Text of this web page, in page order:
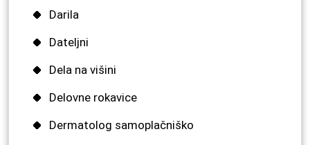
Darila
Dateljni
Dela na višini
Delovne rokavice
Dermatolog samoplačniško